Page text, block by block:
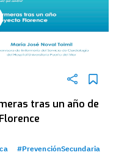
tras un año de
#PrevenciónSecundaria